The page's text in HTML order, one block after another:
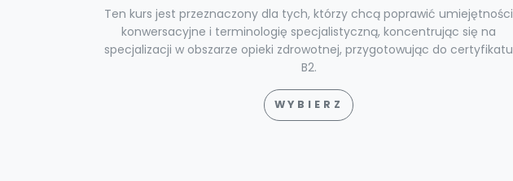
Ten kurs jest przeznaczony dla tych, którzy chcą poprawić umiejętności
konwersacyjne i terminologię specjalistyczną, koncentrując się na
specjalizacji w obszarze opieki zdrowotnej, przygotowując do certyfikatu
B2.
WYBIERZ